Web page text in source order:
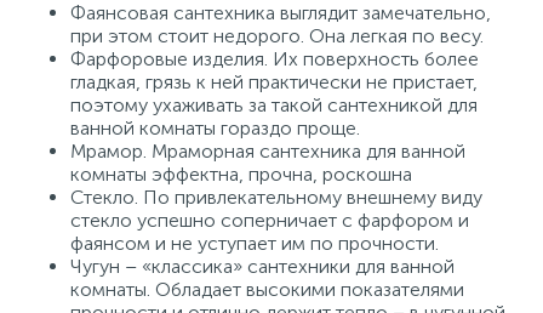
Фаянсовая сантехника выглядит замечательно,
при этом стоит недорого. Она легкая по весу.
Фарфоровые изделия. Их поверхность более
гладкая, грязь к ней практически не пристает,
поэтому ухаживать за такой сантехникой для
ванной комнаты гораздо проще.
Мрамор. Мраморная сантехника для ванной
комнаты эффектна, прочна, роскошна
Стекло. По привлекательному внешнему виду
стекло успешно соперничает с фарфором и
фаянсом и не уступает им по прочности.
Чугун – «классика» сантехники для ванной
комнаты. Обладает высокими показателями
Системы контроля протечки воды